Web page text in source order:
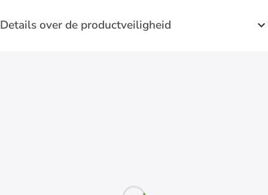
Details over de productveiligheid